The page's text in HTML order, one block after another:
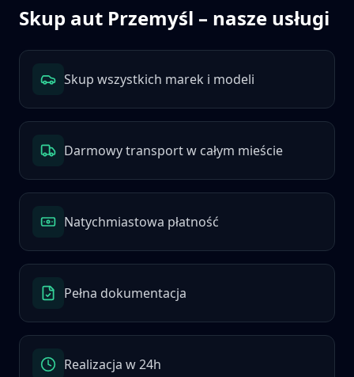
Skup aut Przemyśl – nasze usługi
Skup wszystkich marek i modeli
Darmowy transport w całym mieście
Natychmiastowa płatność
Pełna dokumentacja
Realizacja w 24h